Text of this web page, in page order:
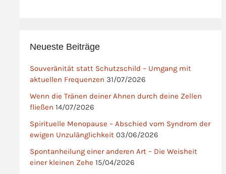
Neueste Beiträge
Souveränität statt Schutzschild – Umgang mit
aktuellen Frequenzen 31/07/2026
Wenn die Tränen deiner Ahnen durch deine Zellen
fließen 14/07/2026
Spirituelle Menopause – Abschied vom Syndrom der
ewigen Unzulänglichkeit 03/06/2026
Spontanheilung einer anderen Art – Die Weisheit
einer kleinen Zehe 15/04/2026